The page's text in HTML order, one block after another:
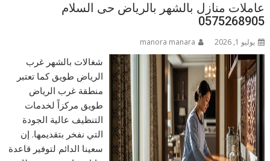
عاملات منازل بالشهر بالرياض حى السلام
0575268905
يوليو 1, 2026 manora manara
شغالات بالشهر غرب
الرياض طويق كما تعتبر
منطقة غرب الرياض
طويق مركزاً لخدمات
التنظيف عالية الجودة
التي نفخر بتقديمها. إن
سعينا الدائم لتوفير قاعدة